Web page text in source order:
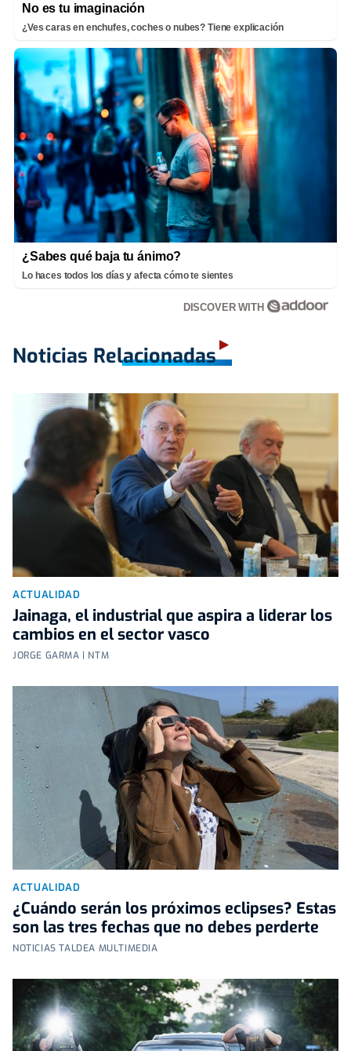
No es tu imaginación
¿Ves caras en enchufes, coches o nubes? Tiene explicación
¿Sabes qué baja tu ánimo?
Lo haces todos los días y afecta cómo te sientes
DISCOVER WITH
Noticias Relacionadas
ACTUALIDAD
Jainaga, el industrial que aspira a liderar los
cambios en el sector vasco
JORGE GARMA | NTM
ACTUALIDAD
¿Cuándo serán los próximos eclipses? Estas
son las tres fechas que no debes perderte
NOTICIAS TALDEA MULTIMEDIA